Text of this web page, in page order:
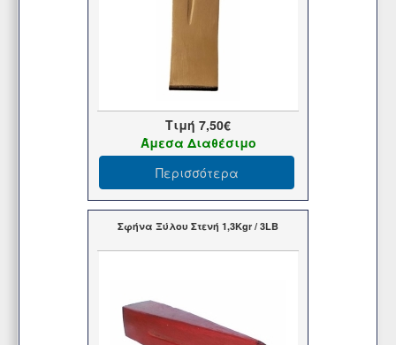
Τιμή 7,50€
Άμεσα Διαθέσιμο
Περισσότερα
Σφήνα Ξύλου Στενή 1,3Kgr / 3LB